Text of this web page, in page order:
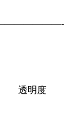
透明度